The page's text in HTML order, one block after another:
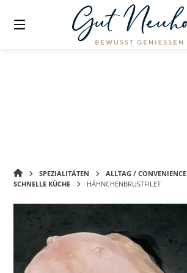
zum
Inhalt
GUT
NEUHOF
SPEZIALITÄTEN
ALLTAG / CONVENIENCE
SCHNELLE KÜCHE
HÄHNCHENBRUSTFILET